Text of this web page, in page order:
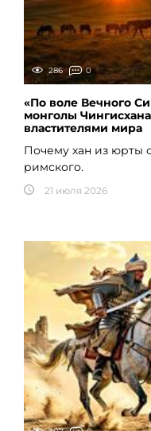
286 0
«По воле Вечного
монголы
властителями мира
Почему хан из юрты
римского.
21 июля 2026